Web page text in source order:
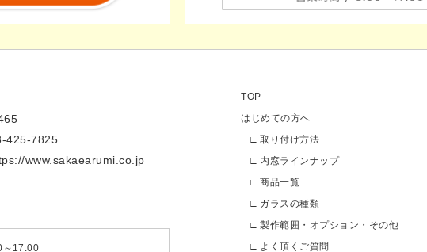
425-7825
www.sakaearumi.co.jp
～17:00
TOP
はじめての方へ
取り付け方法
内窓ラインナップ
商品一覧
ガラスの種類
製作範囲・オプション・その他
よく頂くご質問